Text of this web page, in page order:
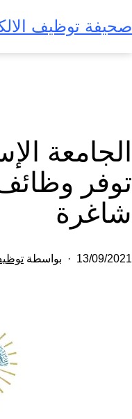
إلى
المحتوى
صحيفة توظيف
الجامعة
توفر وظائف
شاغرة
تم
13/09/2021 بواسطة